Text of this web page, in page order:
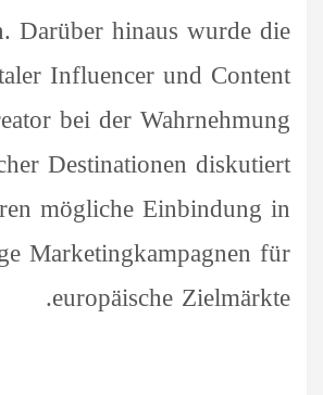
Darüber hinaus wurde die
Influencer und Content
bei der Wahrnehmung
Destinationen diskutiert
mögliche Einbindung in
Marketingkampagnen für
europäische Zielmärkte.